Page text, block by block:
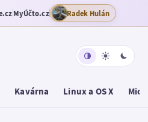
MyÚčto.cz Radek Hulán
Kavárna Linux a OS X